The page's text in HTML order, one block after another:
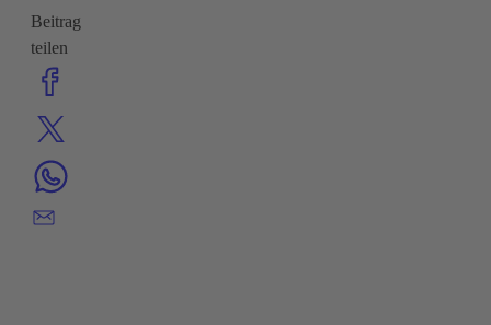
Beitrag
teilen